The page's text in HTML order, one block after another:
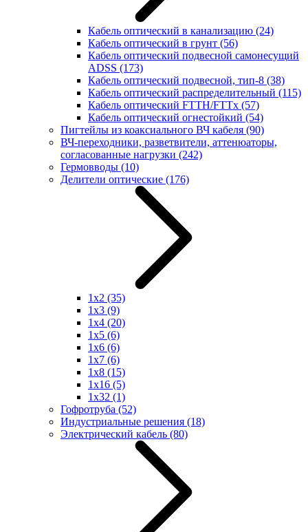
Кабель оптический в канализацию (24)
Кабель оптический в грунт (56)
Кабель оптический подвесной самонесущий
ADSS (173)
Кабель оптический подвесной, тип-8 (38)
Кабель оптический распределительный (115)
Кабель оптический FTTH/FTTx (57)
Кабель оптический огнестойкий (54)
Пигтейлы из коаксиального ВЧ кабеля (90)
ВЧ-переходники, разветвители, аттенюаторы,
согласованные нагрузки (242)
Гермовводы (10)
Делители оптические (176)
1x2 (35)
1x3 (9)
1x4 (20)
1x5 (6)
1x6 (6)
1x7 (6)
1x8 (15)
1x16 (5)
1x32 (1)
Гофротруба (52)
Индустриальные решения (18)
Электрический кабель (80)